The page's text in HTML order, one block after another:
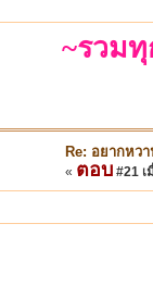
~รวม
Re: อยากหว
« ตอบ #21 เ